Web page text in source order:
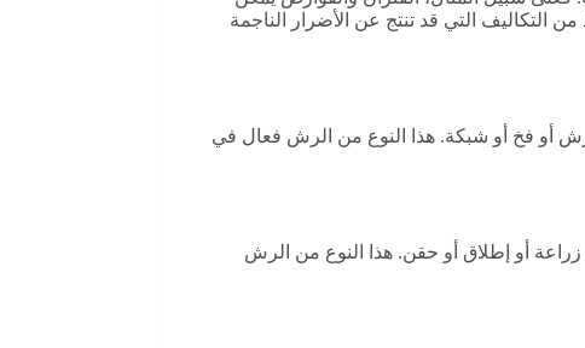
التكاليف التي قد تنتج عن الأضرار الناجمة
أو فخ أو شبكة. هذا النوع من الرش فعال في
أو إطلاق أو حقن. هذا النوع من الرش